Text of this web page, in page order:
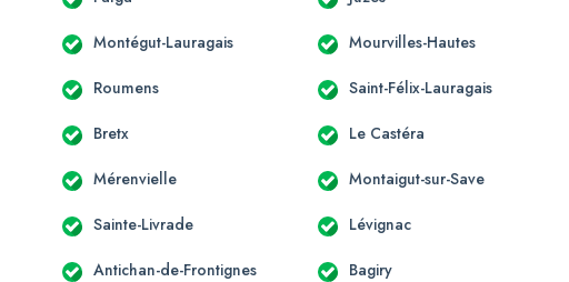
Montégut-Lauragais Mourvilles-Hautes
Roumens Saint-Félix-Lauragais
Bretx Le Castéra
Mérenvielle Montaigut-sur-Save
Sainte-Livrade Lévignac
Antichan-de-Frontignes Bagiry